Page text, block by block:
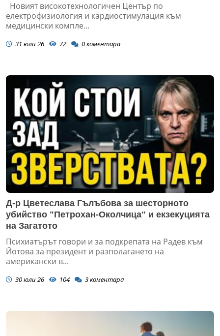
Новият високотехнологичен Център по
електрофизиология и кардиостимулация към
медицински компле...
31 юли 26 72 0коментара
Д-р Цветеслава Гълъбова за шесторното
убийство "Петрохан-Околчица" и екзекуцията
на Загатото
Психиатърът говори и за подкрепата на Радев към
Йотова за президент и разполагането на
американски в...
30 юли 26 104 3коментара